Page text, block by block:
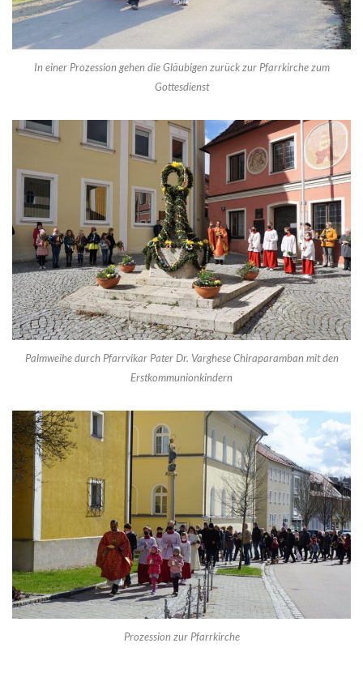
In einer Prozession gehen die Gläubigen zurück zur Pfarrkirche zum
Gottesdienst
Palmweihe durch Pfarrvikar Pater Dr. Varghese Chiraparamban mit den
Erstkommunionkindern
Prozession zur Pfarrkirche